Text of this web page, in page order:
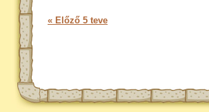
« Előző 5 teve